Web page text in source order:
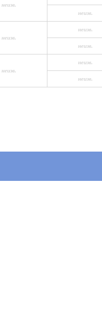
неизв.
неизв.
неизв.
неизв.
неизв.
неизв.
неизв.
неизв.